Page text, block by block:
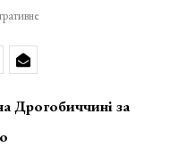
Дрогобиччині за